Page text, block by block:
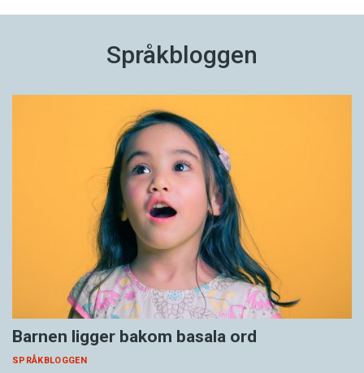
Språkbloggen
Barnen ligger bakom basala ord
SPRÅKBLOGGEN